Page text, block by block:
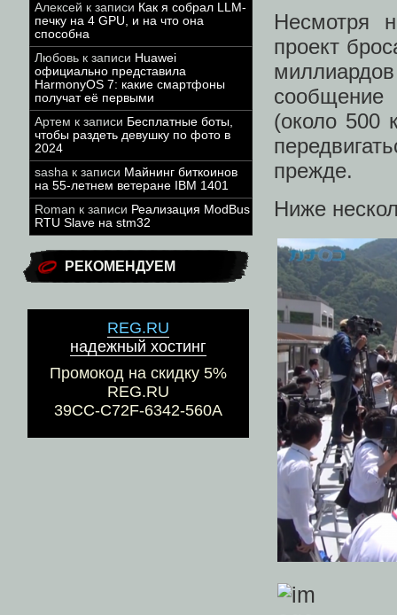
Алексей к записи Как я собрал LLM-
печку на 4 GPU, и на что она
способна
Любовь к записи Huawei
официально представила
HarmonyOS 7: какие смартфоны
получат её первыми
Артем к записи Бесплатные боты,
чтобы раздеть девушку по фото в
2024
sasha к записи Майнинг биткоинов
на 55-летнем ветеране IBM 1401
Roman к записи Реализация ModBus
RTU Slave на stm32
РЕКОМЕНДУЕМ
REG.RU
надежный хостинг
Промокод на скидку 5%
REG.RU
39CC-C72F-6342-560A
Несмотря
проект
(около 500
прежде.
Ниже